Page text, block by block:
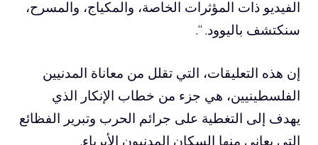
الفيديو ذات المؤثرات الخاصة، والمكياج، والمسرح،
سنكتشف باليوود. “.
إن هذه التعليقات، التي تقلل من معاناة المدنيين
الفلسطينيين، هي جزء من خطاب الإنكار الذي
يهدف إلى التغطية على جرائم الحرب وتبرير الفظائع
التي يعاني منها السكان المدنيون الأبرياء.